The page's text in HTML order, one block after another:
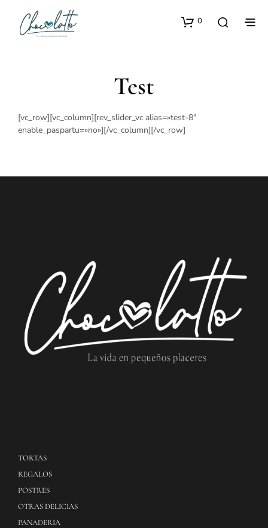
0
Test
[vc_row][vc_column][rev_slider_vc alias=»test-8″
enable_paspartu=»no»][/vc_column][/vc_row]
TORTAS
REGALOS
POSTRES
OTRAS DELICIAS
PANADERIA